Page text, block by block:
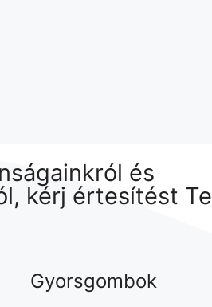
és
kérj értesítést Te
Gyorsgombok